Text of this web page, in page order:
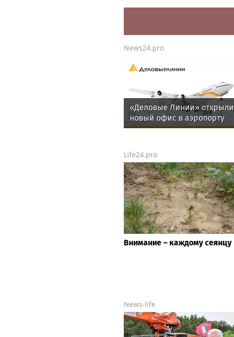
News24.pro
«Деловые Линии» открыли
новый офис в аэропорту
Благовещенска
Life24.pro
Внимание – каждому сеянцу
News-life